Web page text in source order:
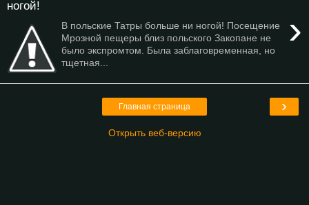
ногой!
›
В польские Татры больше ни ногой! Посещение
Мрозной пещеры близ польского Закопане не
было экспромтом. Была заблаговременная, но
тщетная...
›
Главная страница
Открыть веб-версию